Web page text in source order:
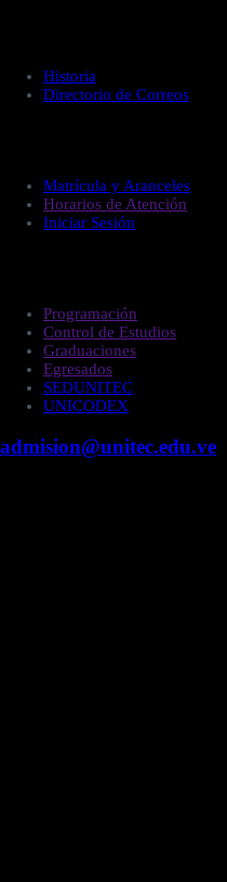
Historia
Directorio de Correos
Matrícula y Aranceles
Horarios de Atención
Iniciar Sesión
Programación
Control de Estudios
Graduaciones
Egresados
SEDUNITEC
UNICODEX
admision@unitec.edu.ve